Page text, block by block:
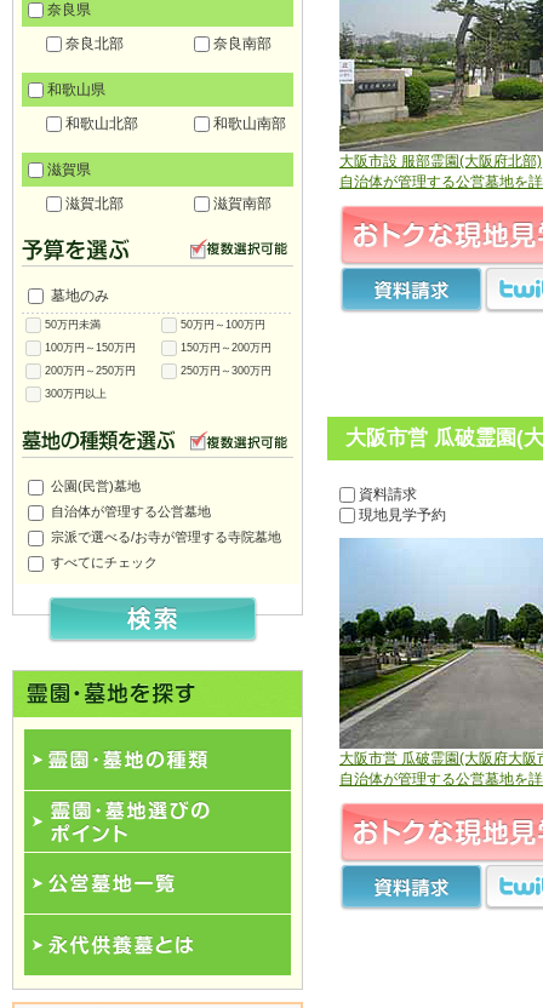
大阪市設 服部霊園(大阪府北部)
自治体が管理する公営墓地を
大阪市営 瓜破霊園(
資料請求
現地見学予約
大阪市営 瓜破霊園(大阪府大阪
自治体が管理する公営墓地を
奈良県
奈良北部
奈良南部
和歌山県
和歌山北部
和歌山南部
滋賀県
滋賀北部
滋賀南部
墓地のみ
50万円未満
50万円～100万円
100万円～150万円
150万円～200万円
200万円～250万円
250万円～300万円
300万円以上
公園(民営)墓地
自治体が管理する公営墓地
宗派で選べる/お寺が管理する寺院墓地
すべてにチェック
霊園･墓地の種類
永代供養一覧